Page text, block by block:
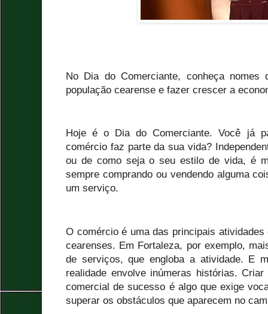
No Dia do Comerciante, conheça nomes
população cearense e fazer crescer a
Hoje é o Dia do Comerciante. Você já
comércio faz parte da sua vida?
ou de como seja o seu estilo de vida, é
sempre comprando ou vendendo alguma
um serviço.
O comércio é uma das principais
cearenses. Em Fortaleza, por exemplo,
de serviços, que engloba a atividade. E
realidade envolve inúmeras histórias.
comercial de sucesso é algo que exige
superar os obstáculos que aparecem no